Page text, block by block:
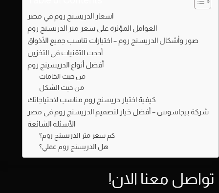
اسعار الدريسنج روم في مصر
العوامل المؤثرة على سعر متر الدريسنج روم
صور وأشكال الدريسنج روم – اختيارات تناسب جميع الأذواق
أحدث التقنيات في التخزين
من حيث الشكل
كيفية اختيار دريسنج روم مناسب لاحتياجاتك
شركة بيجاسوس – أفضل خيار لتصميم الدريسنج روم في مصر
الأسئلة الشائعة
كم سعر متر الدريسنج روم؟
هل الدريسنج روم عملي؟
تواصل معنا الان!